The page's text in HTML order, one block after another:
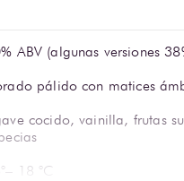
ABV (algunas versiones
pálido con matices
cocido, vainilla, frutas
18 °C